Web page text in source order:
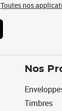
Toutes nos
Nos
Timbres